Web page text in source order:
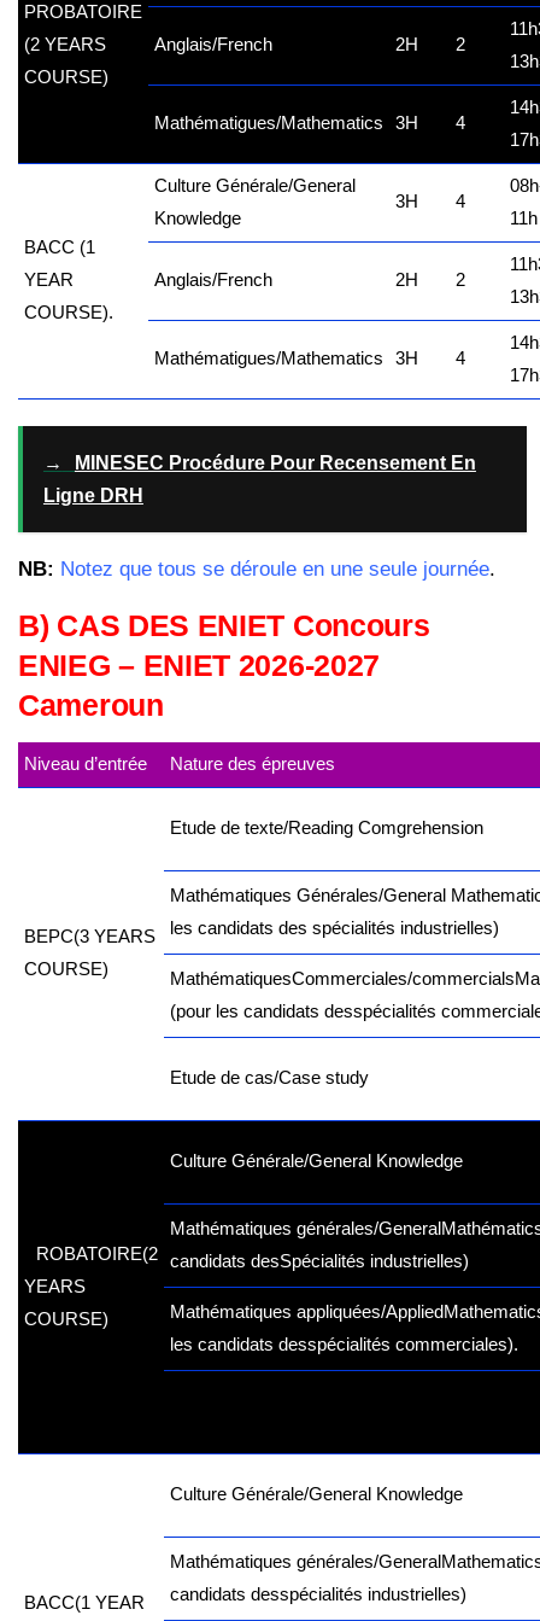
PROBATOIRE
(2 YEARS
COURSE)
Anglais/French 2H 2
Mathématigues/Mathematics 3H 4
BACC (1
YEAR
COURSE).
Culture Générale/General
Knowledge
3H 4
11h
Anglais/French 2H 2
Mathématigues/Mathematics 3H 4
→
MINESEC Procédure Pour Recensement En
Ligne DRH
NB: Notez que tous se déroule en une seule journée.
B) CAS DES ENIET Concours
ENIEG – ENIET 2026-2027
Cameroun
Niveau d’entrée Nature des épreuves
BEPC(3 YEARS
COURSE)
Etude de texte/Reading Comgrehension
Mathématiques Générales/General
les candidats des spécialités industrielles)
MathématiquesCommerciales/commercials
(pour les candidats desspécialités
Etude de cas/Case study
ROBATOIRE(2
YEARS
COURSE)
Culture Générale/General Knowledge
Mathématiques générales/General
candidats desSpécialités industrielles)
Mathématiques appliquées/Applied
les candidats desspécialités commerciales).
BACC(1 YEAR
Culture Générale/General Knowledge
Mathématiques générales/General
candidats desspécialités industrielles)